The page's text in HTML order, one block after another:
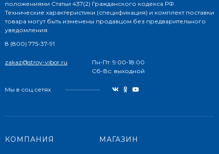
положениями Статьи 437(2) Гражданского кодекса РФ.
Технические характеристики (спецификация) и комплект поставки
товара могут быть изменены продавцом без предварительного
уведомления.
8 (800) 775-37-91
zakaz@stroy-vibor.ru
Пн-Пт: 9:00-18:00
Сб-Вс: выходной
Мы в соц.сетях
КОМПАНИЯ МАГАЗИН